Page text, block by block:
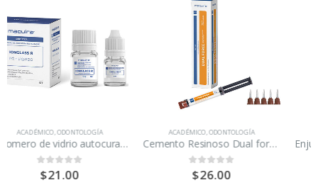
ACADÉMICO,ODONTOLOGÍA
Cemento Resinoso Dual force Maquira 5g
out of 5
$26.00
ODONTOLOGÍA
Enjuague Bucal Colgate Plax Ice 250ml
0 out of 5
$5.15